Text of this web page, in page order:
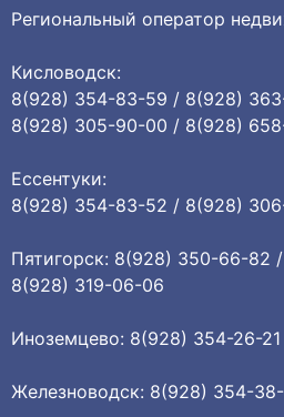
Региональный оператор
Кисловодск:
8(928) 354-83-59 / 8(928)
8(928) 305-90-00 / 8(928)
Ессентуки:
8(928) 354-83-52 / 8(928)
Пятигорск: 8(928) 350-66-82
8(928) 319-06-06
Иноземцево: 8(928) 354-26-
Железноводск: 8(928) 354-